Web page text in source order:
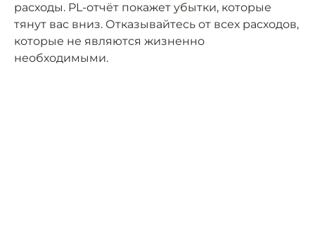
расходы. PL-отчёт покажет убытки, которые
тянут вас вниз. Отказывайтесь от всех расходов,
которые не являются жизненно
необходимыми.